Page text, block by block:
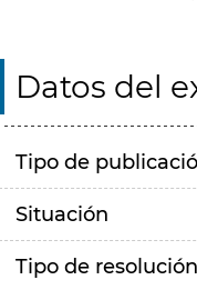
Datos del
Tipo de
Situación
Tipo de resolución